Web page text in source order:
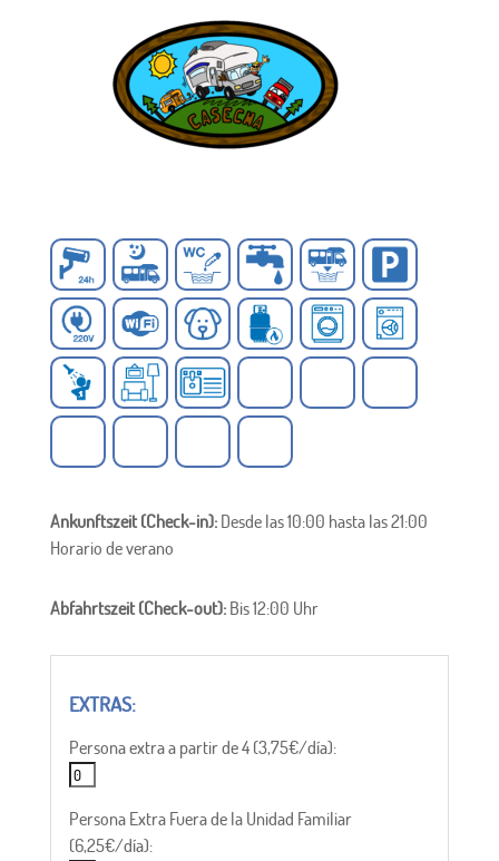
Ankunftszeit (Check-in): Desde las 10:00 hasta las 21:00
Horario de verano
Abfahrtszeit (Check-out): Bis 12:00 Uhr
Persona extra a partir de 4 (3,75€/día):
Persona Extra Fuera de la Unidad Familiar
(6,25€/día):